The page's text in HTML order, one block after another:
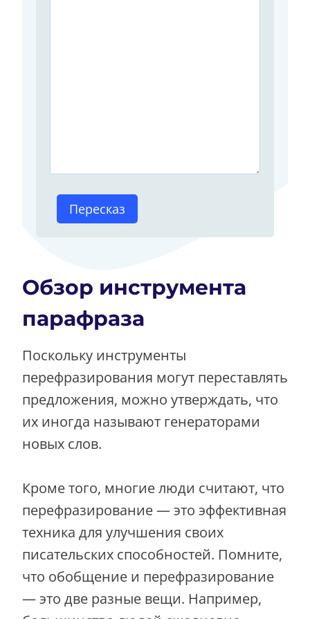
Обзор инструмента
парафраза
Поскольку инструменты
перефразирования могут переставлять
предложения, можно утверждать, что
их иногда называют генераторами
новых слов.
Кроме того, многие люди считают, что
перефразирование — это эффективная
техника для улучшения своих
писательских способностей. Помните,
что обобщение и перефразирование
— это две разные вещи. Например,